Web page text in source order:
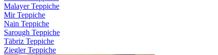
Malayer Teppiche
Mir Teppiche
Nain Teppiche
Sarough Teppiche
Täbriz Teppiche
Ziegler Teppiche